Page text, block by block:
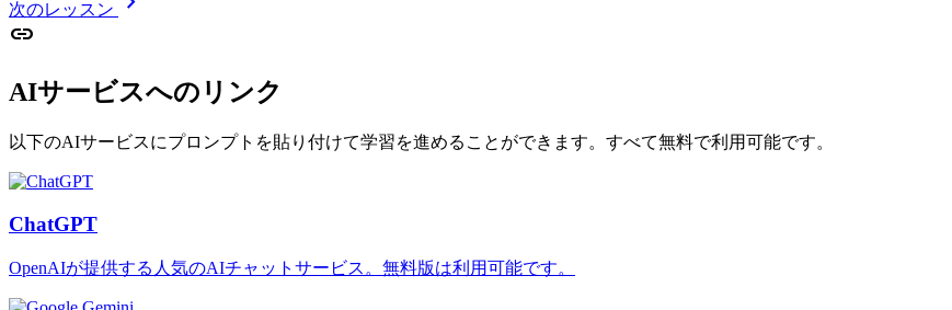
次のレッスン
link
AIサービスへのリンク
以下のAIサービスにプロンプトを貼り付けて学習を進めることができます。すべて無料で利用可能です。
ChatGPT
OpenAIが提供する人気のAIチャットサービス。無料版は利用可能です。